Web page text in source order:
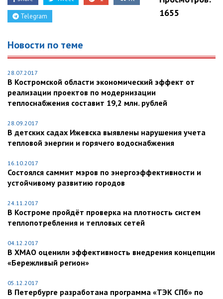
Telegram
1655
Новости по теме
28.07.2017
В Костромской области экономический эффект от
реализации проектов по модернизации
теплоснабжения cоставит 19,2 млн. рублей
28.09.2017
В детских садах Ижевска выявлены нарушения учета
тепловой энергии и горячего водоснабжения
16.10.2017
Состоялся саммит мэров по энергоэффективности и
устойчивому развитию городов
24.11.2017
В Костроме пройдёт проверка на плотность систем
теплопотребления и тепловых сетей
04.12.2017
В ХМАО оценили эффективность внедрения концепции
«Бережливый регион»
05.12.2017
В Петербурге разработана программа «ТЭК СПб» по